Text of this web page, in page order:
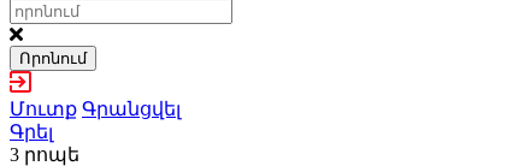
Որոնում
Մուտք Գրանցվել
Գրել
3 րոպե